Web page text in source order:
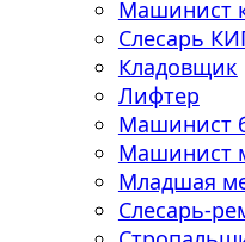
Машинист
Слесарь
Кладовщик
Лифтер
Машинист
Машинист
Младшая
Слесарь-